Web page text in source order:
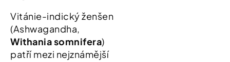
Vitánie-indický ženšen
(Ashwagandha,
Withania somnifera)
patří mezi nejznámější